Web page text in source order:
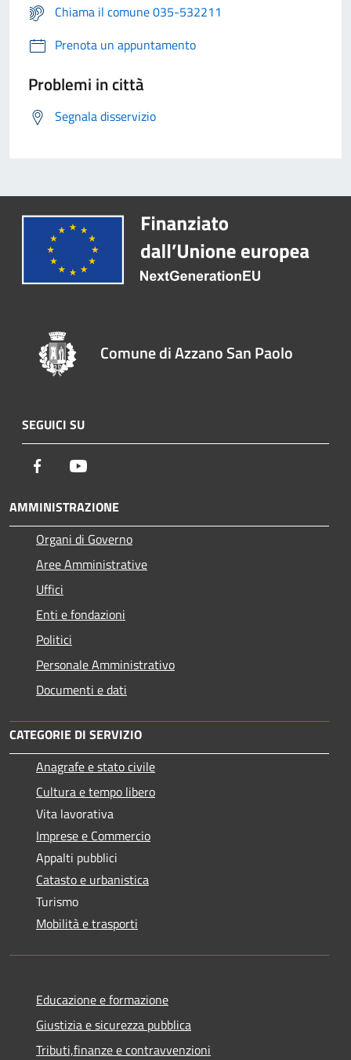
Chiama il comune 035-532211
Prenota un appuntamento
Problemi in città
Segnala disservizio
Comune di Azzano San Paolo
SEGUICI SU
Facebook
AMMINISTRAZIONE
Organi di Governo
Aree Amministrative
Uffici
Enti e fondazioni
Politici
Personale Amministrativo
Documenti e dati
CATEGORIE DI SERVIZIO
Anagrafe e stato civile
Cultura e tempo libero
Vita lavorativa
Imprese e Commercio
Appalti pubblici
Catasto e urbanistica
Turismo
Mobilità e trasporti
Educazione e formazione
Giustizia e sicurezza pubblica
Tributi,finanze e contravvenzioni